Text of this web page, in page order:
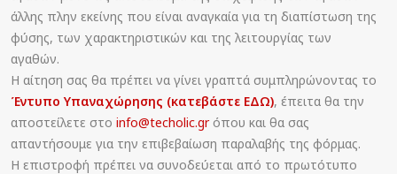
άλλης πλην εκείνης που είναι αναγκαία για τη διαπίστωση της
φύσης, των χαρακτηριστικών και της λειτουργίας των
αγαθών.
Η αίτηση σας θα πρέπει να γίνει γραπτά συμπληρώνοντας το
Έντυπο Υπαναχώρησης (κατεβάστε ΕΔΩ), έπειτα θα την
αποστείλετε στο info@techolic.grόπου και θα σας
απαντήσουμε για την επιβεβαίωση παραλαβής της φόρμας.
Η επιστροφή πρέπει να συνοδεύεται από το πρωτότυπο